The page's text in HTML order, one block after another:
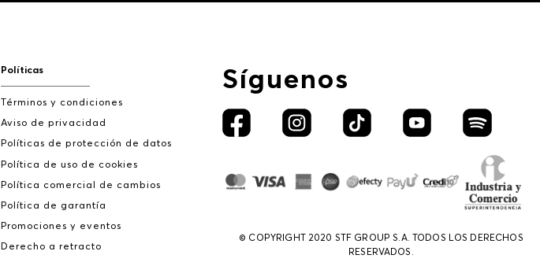
Síguenos
© COPYRIGHT 2020 STF GROUP S.A. TODOS LOS DERECHOS
RESERVADOS.
Políticas
Términos y condiciones
Aviso de privacidad
Políticas de protección de datos
Política de uso de cookies
Política comercial de cambios
Política de garantía
Promociones y eventos
Derecho a retracto